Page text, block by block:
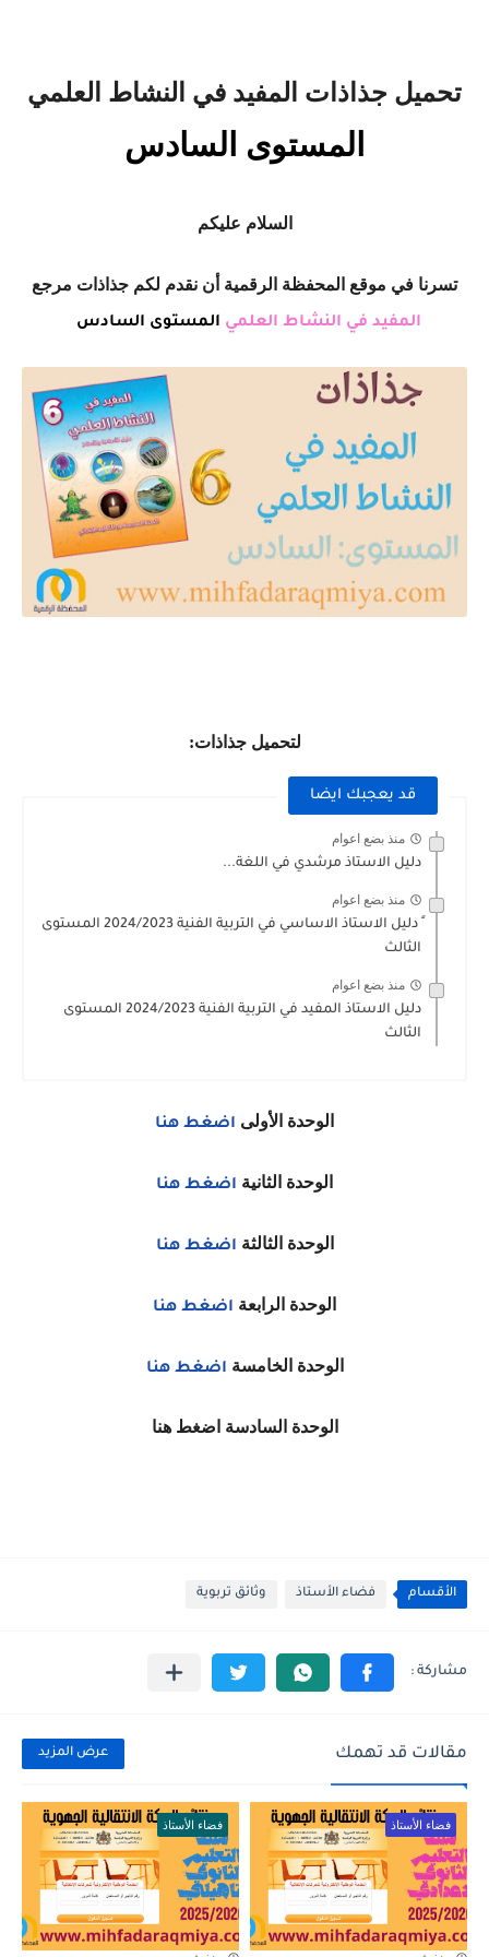
تحميل جذاذات المفيد في النشاط العلمي
المستوى السادس
السلام عليكم
تسرنا في موقع المحفظة الرقمية أن نقدم لكم جذاذات مرجع
المفيد في النشاط العلمي المستوى السادس
لتحميل جذاذات:
قد يعجبك ايضا
منذ بضع اعوام
دليل الاستاذ مرشدي في اللغة...
منذ بضع اعوام
ٍ دليل الاستاذ الاساسي في التربية الفنية 2024/2023 المستوى
الثالث
منذ بضع اعوام
دليل الاستاذ المفيد في التربية الفنية 2024/2023 المستوى
الثالث
الوحدة الأولى اضغط هنا
الوحدة الثانية اضغط هنا
الوحدة الثالثة اضغط هنا
الوحدة الرابعة اضغط هنا
الوحدة الخامسة اضغط هنا
الوحدة السادسة اضغط هنا
الأقسام فضاء الأستاذ وثائق تربوية
مقالات قد تهمك عرض المزيد
فضاء الأستاذ فضاء الأستاذ